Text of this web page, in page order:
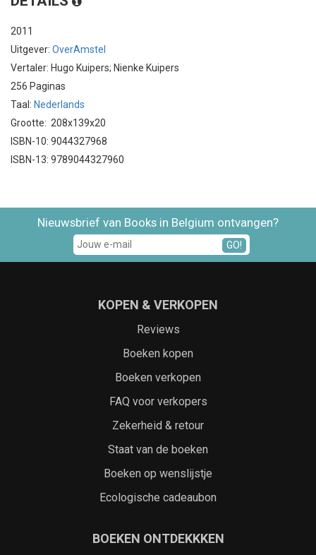
2011
Uitgever: OverAmstel
Vertaler: Hugo Kuipers; Nienke Kuipers
256 Paginas
Taal: Nederlands
Grootte: 208x139x20
ISBN-10: 9044327968
ISBN-13: 9789044327960
Nieuwsbrief van Books in Belgium ontvangen?
GO!
KOPEN & VERKOPEN
Reviews
Boeken kopen
Boeken verkopen
FAQ voor verkopers
Zekerheid & retour
Staat van de boeken
Boeken op wenslijstje
Ecologische cadeaubon
BOEKEN ONTDEKKKEN